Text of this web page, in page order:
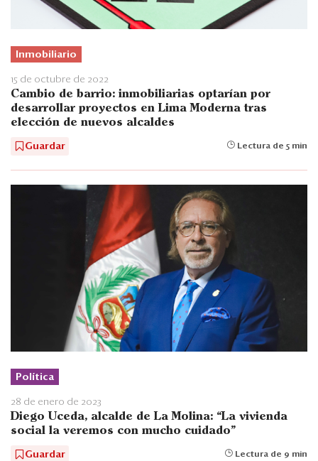
Inmobiliario
15 de octubre de 2022
Cambio de barrio: inmobiliarias optarían por
desarrollar proyectos en Lima Moderna tras
elección de nuevos alcaldes
Guardar Lectura de 5 min
Política
28 de enero de 2023
Diego Uceda, alcalde de La Molina: “La vivienda
social la veremos con mucho cuidado"
Guardar Lectura de 9 min